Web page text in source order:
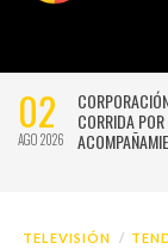
02
AGO 2026
CORRIDA
TELEVISIÓN